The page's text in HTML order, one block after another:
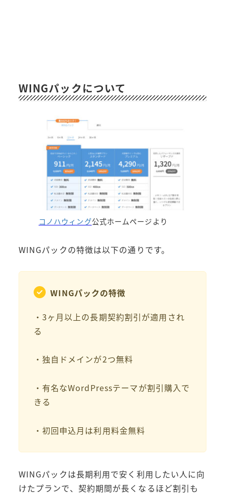
WINGパックについて
コノハウィング公式ホームページより
WINGパックの特徴は以下の通りです。
WINGパックの特徴
・3ヶ月以上の長期契約割引が適用され
る
・独自ドメインが2つ無料
・有名なWordPressテーマが割引購入で
きる
・初回申込月は利用料金無料
WINGパックは長期利用で安く利用したい人に向
けたプランで、契約期間が長くなるほど割引も